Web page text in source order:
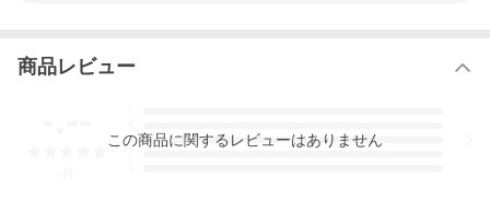
また、配送会社、メッキ会社の繁忙期や長期休暇時は発送が遅れ
る場合がございます、”必ず納期に余裕を持ってご注文下さいま
商品レビュー
3
この商品に関するレビューはありません